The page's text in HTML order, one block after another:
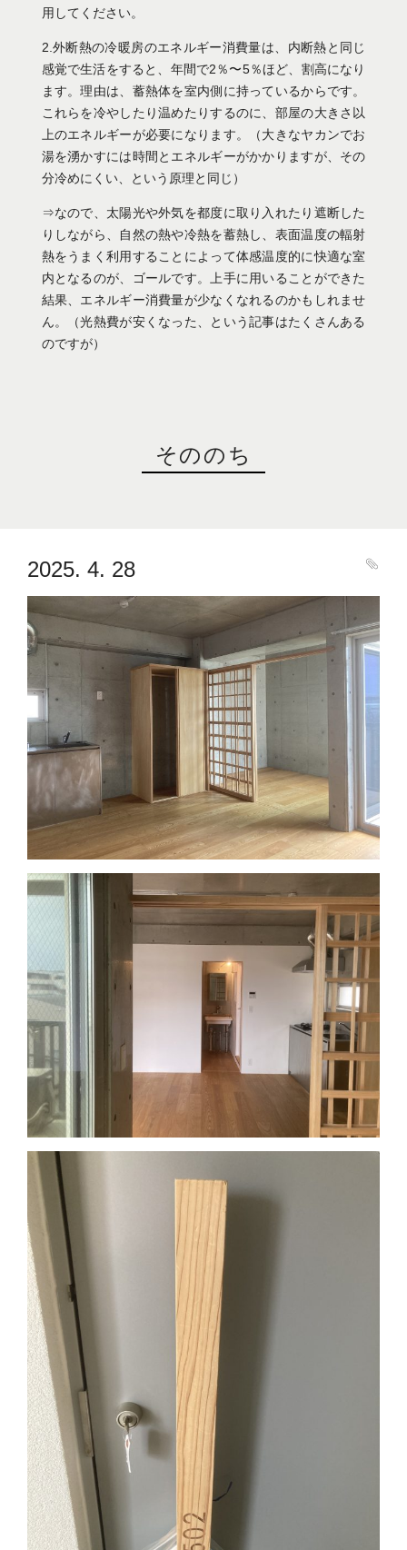
用してください。
2.外断熱の冷暖房のエネルギー消費量は、内断熱と同じ
感覚で生活をすると、年間で2％〜5％ほど、割高になり
ます。理由は、蓄熱体を室内側に持っているからです。
これらを冷やしたり温めたりするのに、部屋の大きさ以
上のエネルギーが必要になります。（大きなヤカンでお
湯を湧かすには時間とエネルギーがかかりますが、その
分冷めにくい、という原理と同じ）
⇒なので、太陽光や外気を都度に取り入れたり遮断した
りしながら、自然の熱や冷熱を蓄熱し、表面温度の輻射
熱をうまく利用することによって体感温度的に快適な室
内となるのが、ゴールです。上手に用いることができた
結果、エネルギー消費量が少なくなれるのかもしれませ
ん。（光熱費が安くなった、という記事はたくさんある
のですが）
そののち
2025. 4. 28